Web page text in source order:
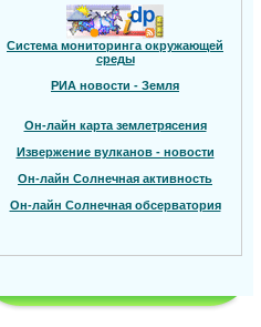
Система мониторинга окружающей
среды
РИА новости - Земля
Он-лайн карта землетрясения
Извержение вулканов - новости
Он-лайн Солнечная активность
Он-лайн Солнечная обсерватория